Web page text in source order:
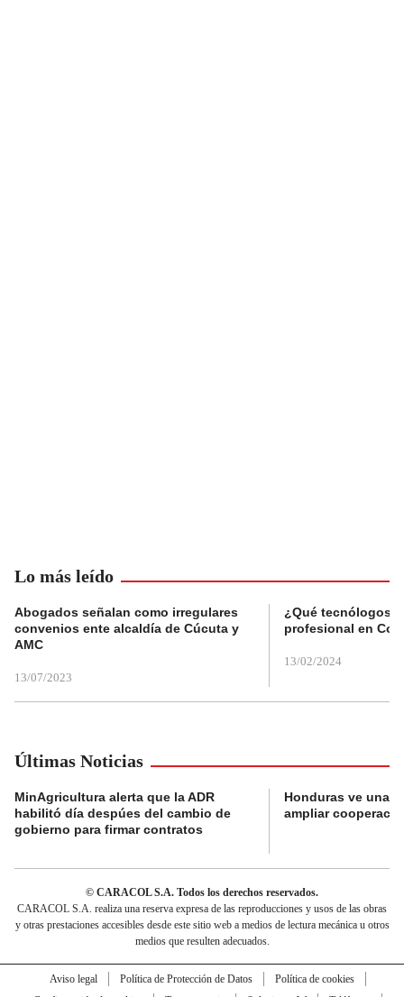
Lo más leído
Abogados señalan como irregulares
convenios ente alcaldía de Cúcuta y
AMC
13/07/2023
¿Qué tecnólogos
profesional en
13/02/2024
Últimas Noticias
MinAgricultura alerta que la ADR
habilitó día despúes del cambio de
gobierno para firmar contratos
Honduras ve una
ampliar
© CARACOL S.A. Todos los derechos reservados.
CARACOL S.A. realiza una reserva expresa de las reproducciones y usos de las obras
y otras prestaciones accesibles desde este sitio web a medios de lectura mecánica u otros
medios que resulten adecuados.
Aviso legal Política de Protección de Datos
Política de cookies